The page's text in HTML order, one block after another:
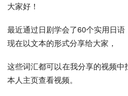
大家好！
最近通过日剧学会了60个实用日语
现在以文本的形式分享给大家，
这些词汇都可以在我分享的视频
本人主页查看视频。